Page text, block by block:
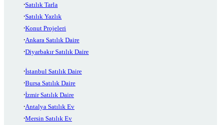
Satılık Tarla
Satılık Yazlık
Konut Projeleri
Ankara Satılık Daire
Diyarbakır Satılık Daire
İstanbul Satılık Daire
Bursa Satılık Daire
İzmir Satılık Daire
Antalya Satılık Ev
Mersin Satılık Ev